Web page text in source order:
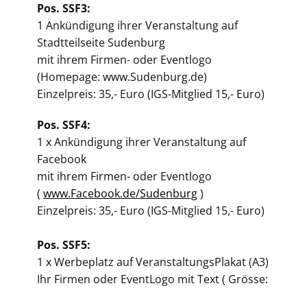
Pos. SSF3:
1 Ankündigung ihrer Veranstaltung auf
Stadtteilseite Sudenburg
mit ihrem Firmen- oder Eventlogo
(Homepage: www.Sudenburg.de)
Einzelpreis: 35,- Euro (IGS-Mitglied 15,- Euro)
Pos. SSF4:
1 x Ankündigung ihrer Veranstaltung auf
Facebook
mit ihrem Firmen- oder Eventlogo
( www.Facebook.de/Sudenburg)
Einzelpreis: 35,- Euro (IGS-Mitglied 15,- Euro)
Pos. SSF5:
1 x Werbeplatz auf VeranstaltungsPlakat (A3)
Ihr Firmen oder EventLogo mit Text ( Grösse: